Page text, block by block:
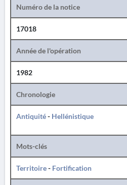
Numéro de la notice
17018
Année de l'opération
1982
Chronologie
Antiquité- Hellénistique
Mots-clés
Territoire- Fortification